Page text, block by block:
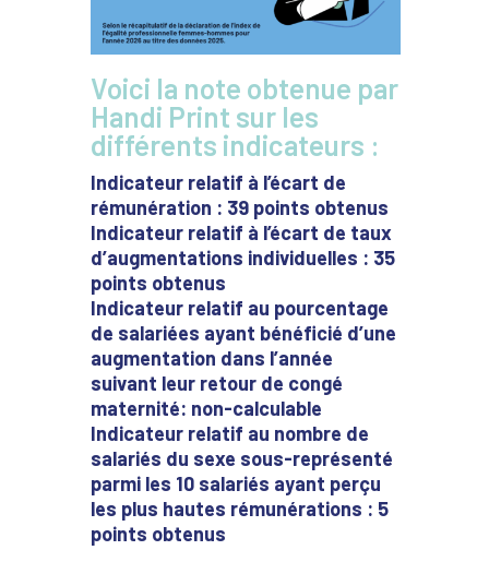
Voici la note obtenue par
Handi Print sur les
différents indicateurs :
Indicateur relatif à l’écart de
rémunération : 39 points obtenus
Indicateur relatif à l’écart de taux
d’augmentations individuelles : 35
points obtenus
Indicateur relatif au pourcentage
de salariées ayant bénéficié d’une
augmentation dans l’année
suivant leur retour de congé
maternité: non-calculable
Indicateur relatif au nombre de
salariés du sexe sous-représenté
parmi les 10 salariés ayant perçu
les plus hautes rémunérations : 5
points obtenus